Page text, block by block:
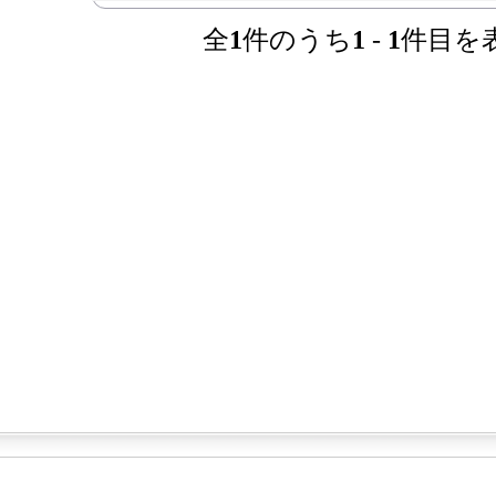
全1件のうち 1 - 1件目を